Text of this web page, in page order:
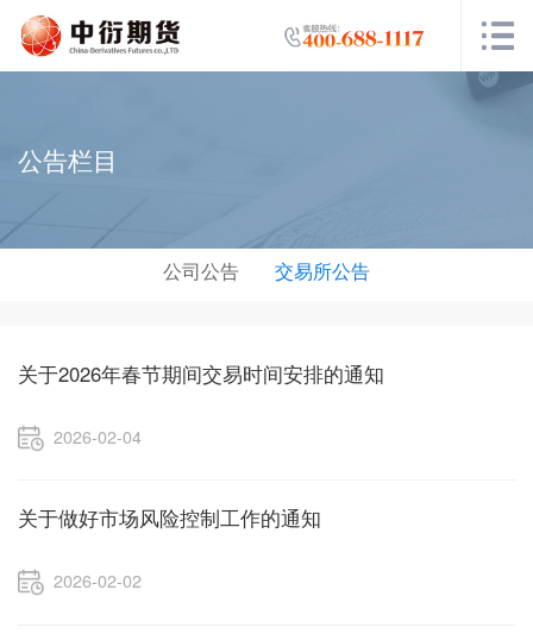
公告栏目
公司公告 交易所公告
关于2026年春节期间交易时间安排的通知
2026-02-04
关于做好市场风险控制工作的通知
2026-02-02